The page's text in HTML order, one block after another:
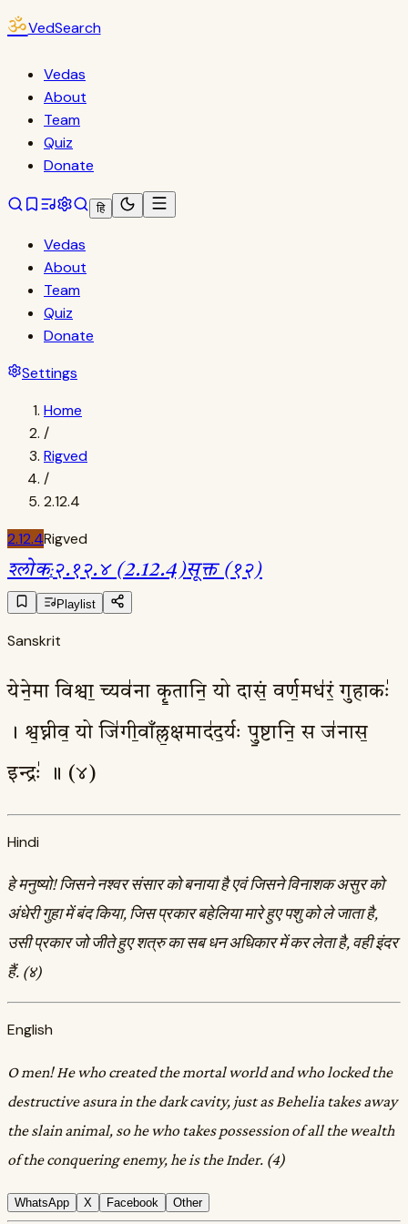
ॐVedSearch
Vedas
About
Team
Quiz
Donate
हि
Vedas
About
Team
Quiz
Donate
Settings
Home
/
Rigved
/
2.12.4
2.12.4Rigved
श्लोक:२.१२.४ (2.12.4)सूक्त (१२)
Playlist
Sanskrit
येने॒मा विश्वा॒ च्यव॑ना कृ॒तानि॒ यो दासं॒ वर्ण॒मध॑रं॒ गुहाकः॑
। श्व॒घ्नीव॒ यो जि॑गी॒वाँल्ल॒क्षमाद॑द॒र्यः पु॒ष्टानि॒ स ज॑नास॒
इन्द्रः॑ ॥ (४)
Hindi
हे मनुष्यो! जिसने नश्वर संसार को बनाया है एवं जिसने विनाशक असुर को
अंधेरी गुहा में बंद किया, जिस प्रकार बहेलिया मारे हुए पशु को ले जाता है,
उसी प्रकार जो जीते हुए शत्रु का सब धन अधिकार में कर लेता है, वही इंदर
हैं. (४)
English
O men! He who created the mortal world and who locked the
destructive asura in the dark cavity, just as Behelia takes away
the slain animal, so he who takes possession of all the wealth
of the conquering enemy, he is the Inder. (4)
WhatsApp X Facebook Other